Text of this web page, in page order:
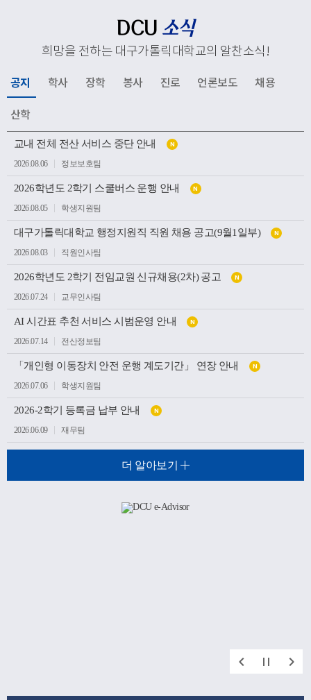
학의 지속적인 발전과 구성원 모두를 위해 강복했다.이어
성당과 중앙도서관, 모빌리티체험관, 기숙사, 박물관 등 효
성캠퍼스 주요 시설을 둘러보며 학생들의 교육과 생활이
간직한 공간부터 미래 산업 인재 양성을 위한 교육시설까
지 폭넓게 방문하며 우리 대학의 교육환경과 발전상을 확
인했다.이번 방문은 사랑과 봉사의 교육이념을 바탕으로
인재를 양성해 온 우리 대학의 교육 방향을 공유하고, 교구
와 대학이 미래 발전을 위해 지속적으로 협력하는 뜻깊은
계기가 되었다.
DCU 소식
희망을 전하는 대구가톨릭대학교의 알찬소식 !
공지 학사 장학 봉사 진로 언론보도 채용
산학
지
식
목
록
교내 전체 전산 서비스 중단 안내 N
2026.08.06 정보보호팀
2026학년도 2학기 스쿨버스 운행 안내 N
2026.08.05 학생지원팀
대구가톨릭대학교 행정지원직 직원 채용 공고(9월1일부) N
2026.08.03 직원인사팀
2026학년도 2학기 전임교원 신규채용(2차) 공고 N
2026.07.24 교무인사팀
AI 시간표 추천 서비스 시범운영 안내 N
2026.07.14 전산정보팀
「개인형 이동장치 안전 운행 계도기간」 연장 안내 N
2026.07.06 학생지원팀
2026-2학기 등록금 납부 안내 N
2026.06.09 재무팀
더 알아보기